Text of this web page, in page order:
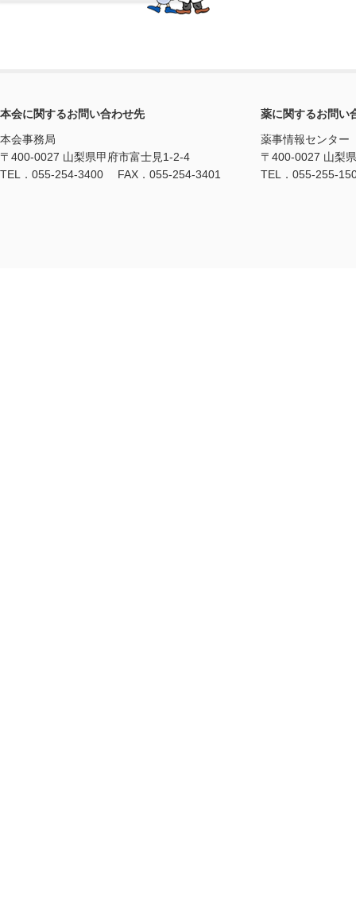
本会に関するお問い合わせ先
本会事務局
〒400-0027 山梨県甲府市富士見1-2-4
TEL．055-254-3400 FAX．055-254-3401
薬に関するお問い
薬事情報センター
〒400-0027 山梨
TEL．055-255-